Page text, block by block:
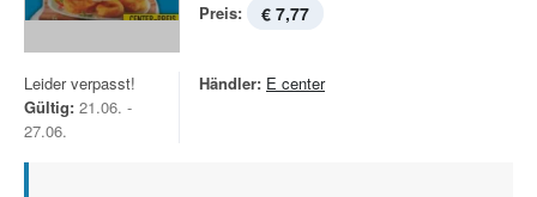
Preis: € 7,77
Leider verpasst!
Gültig: 21.06. -
27.06.
Händler: E center